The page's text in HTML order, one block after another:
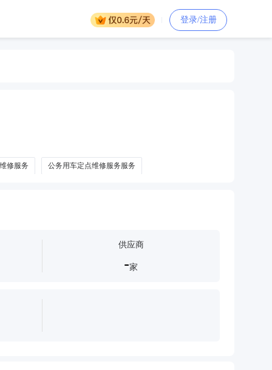
登录/注册
修服务 公务用车定点维修服务服务
供应商
-家